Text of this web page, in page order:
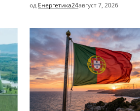
од Енергетика24август 7, 2026